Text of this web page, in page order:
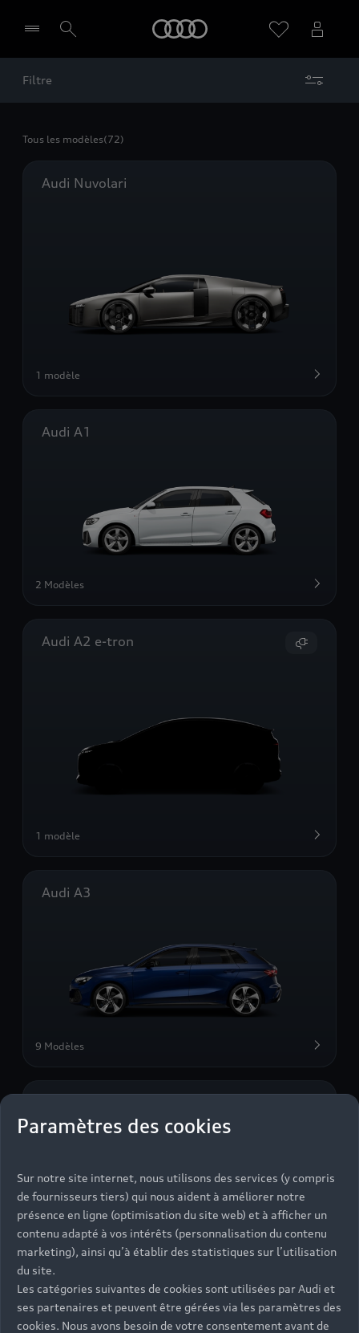
Filtre
Tous les modèles(72)
Audi Nuvolari
1 modèle
Audi A1
2 Modèles
Audi A2 e-tron
1 modèle
Audi A3
9 Modèles
8 Modèles
Audi A6
Paramètres des cookies
Sur notre site internet, nous utilisons des services (y compris
de fournisseurs tiers) qui nous aident à améliorer notre
présence en ligne (optimisation du site web) et à afficher un
contenu adapté à vos intérêts (personnalisation du contenu
marketing), ainsi qu’à établir des statistiques sur l’utilisation
du site.
Les catégories suivantes de cookies sont utilisées par Audi et
ses partenaires et peuvent être gérées via les paramètres des
cookies. Nous avons besoin de votre consentement avant de